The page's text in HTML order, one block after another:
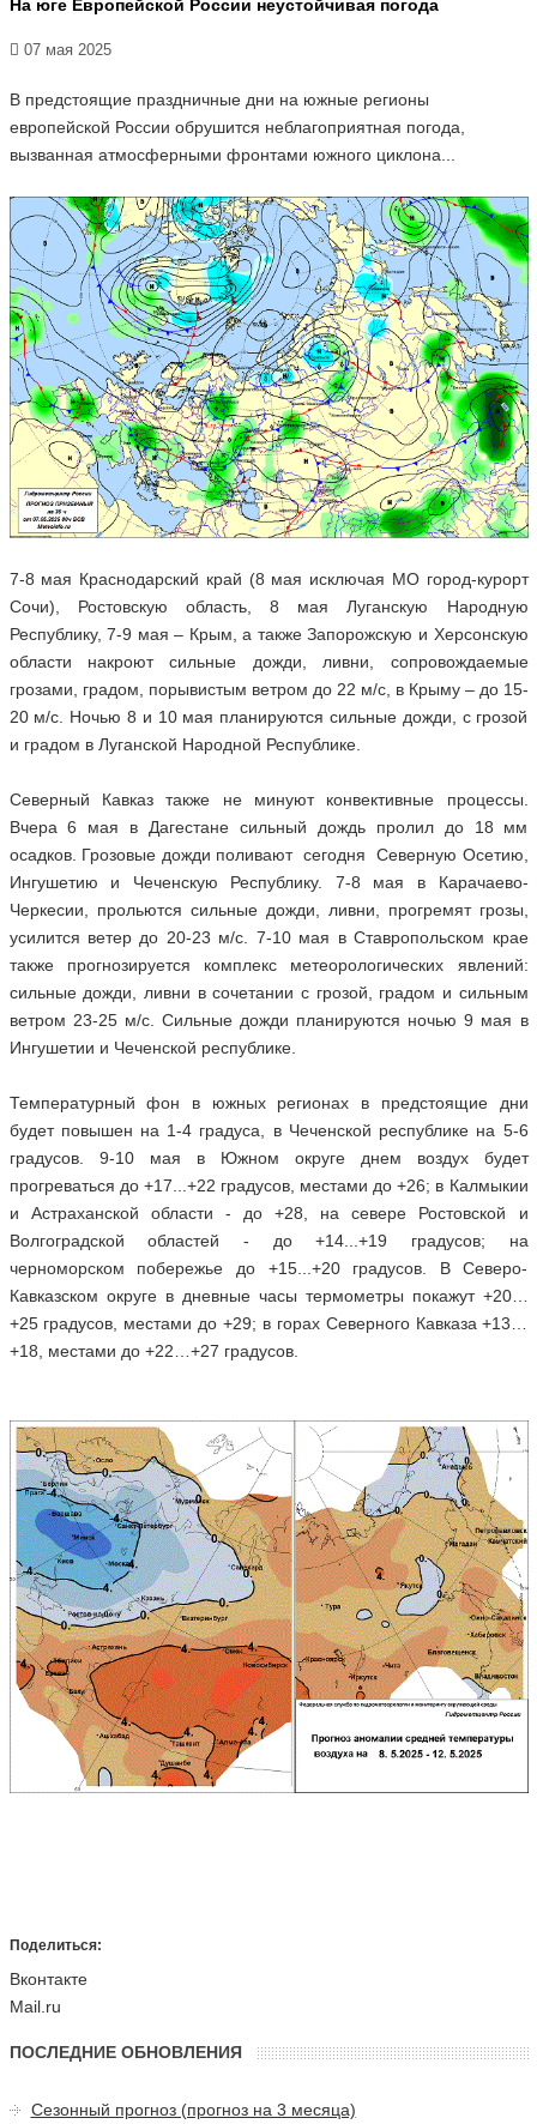
На юге Европейской России неустойчивая погода
07 мая 2025
В предстоящие праздничные дни на южные регионы
европейской России обрушится неблагоприятная погода,
вызванная атмосферными фронтами южного циклона...
7-8 мая Краснодарский край (8 мая исключая МО город-курорт
Сочи), Ростовскую область, 8 мая Луганскую Народную
Республику, 7-9 мая – Крым, а также Запорожскую и Херсонскую
области накроют сильные дожди, ливни, сопровождаемые
грозами, градом, порывистым ветром до 22 м/с, в Крыму – до 15-
20 м/с. Ночью 8 и 10 мая планируются сильные дожди, с грозой
и градом в Луганской Народной Республике.
Северный Кавказ также не минуют конвективные процессы.
Вчера 6 мая в Дагестане сильный дождь пролил до 18 мм
осадков. Грозовые дожди поливают сегодня Северную Осетию,
Ингушетию и Чеченскую Республику. 7-8 мая в Карачаево-
Черкесии, прольются сильные дожди, ливни, прогремят грозы,
усилится ветер до 20-23 м/с. 7-10 мая в Ставропольском крае
также прогнозируется комплекс метеорологических явлений:
сильные дожди, ливни в сочетании с грозой, градом и сильным
ветром 23-25 м/с. Сильные дожди планируются ночью 9 мая в
Ингушетии и Чеченской республике.
Температурный фон в южных регионах в предстоящие дни
будет повышен на 1-4 градуса, в Чеченской республике на 5-6
градусов. 9-10 мая в Южном округе днем воздух будет
прогреваться до +17...+22 градусов, местами до +26; в Калмыкии
и Астраханской области - до +28, на севере Ростовской и
Волгоградской областей - до +14...+19 градусов; на
черноморском побережье до +15...+20 градусов. В Северо-
Кавказском округе в дневные часы термометры покажут +20…
+25 градусов, местами до +29; в горах Северного Кавказа +13…
+18, местами до +22…+27 градусов.
Поделиться:
Вконтакте
Mail.ru
ПОСЛЕДНИЕ ОБНОВЛЕНИЯ
Сезонный прогноз (прогноз на 3 месяца)